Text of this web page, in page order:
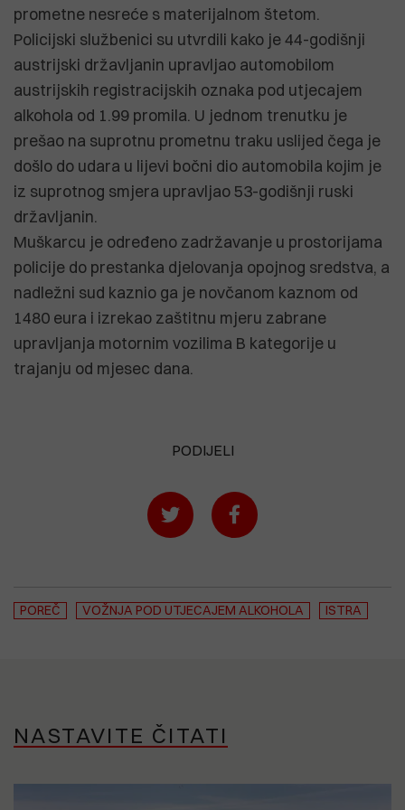
prometne nesreće s materijalnom štetom.
Policijski službenici su utvrdili kako je 44-godišnji
austrijski državljanin upravljao automobilom
austrijskih registracijskih oznaka pod utjecajem
alkohola od 1.99 promila. U jednom trenutku je
prešao na suprotnu prometnu traku uslijed čega je
došlo do udara u lijevi bočni dio automobila kojim je
iz suprotnog smjera upravljao 53-godišnji ruski
državljanin.
Muškarcu je određeno zadržavanje u prostorijama
policije do prestanka djelovanja opojnog sredstva, a
nadležni sud kaznio ga je novčanom kaznom od
1480 eura i izrekao zaštitnu mjeru zabrane
upravljanja motornim vozilima B kategorije u
trajanju od mjesec dana.
PODIJELI
POREČ VOŽNJA POD UTJECAJEM ALKOHOLA ISTRA
NASTAVITE ČITATI